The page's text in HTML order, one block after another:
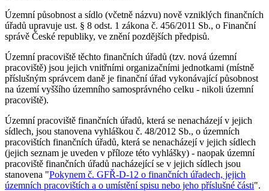
Územní působnost a sídlo (včetně názvu) nově vzniklých finančních
úřadů upravuje ust. § 8 odst. 1 zákona č. 456/2011 Sb., o Finanční
správě České republiky, ve znění pozdějších předpisů.
Územní pracoviště těchto finančních úřadů (tzv. nová územní
pracoviště) jsou jejich vnitřními organizačními jednotkami (místně
příslušným správcem daně je finanční úřad vykonávající působnost
na území vyššího územního samosprávného celku - nikoli územní
pracoviště).
Územní pracoviště finančních úřadů, která se nenacházejí v jejich
sídlech, jsou stanovena vyhláškou č. 48/2012 Sb., o územních
pracovištích finančních úřadů, která se nenacházejí v jejich sídlech
(jejich seznam je uveden v příloze této vyhlášky) - naopak územní
pracoviště finančních úřadů nacházející se v jejich sídlech jsou
stanovena "Pokynem č. GFŘ-D-12 o finančních úřadech, jejich
územních pracovištích a o umístění spisu nebo jeho příslušné části".